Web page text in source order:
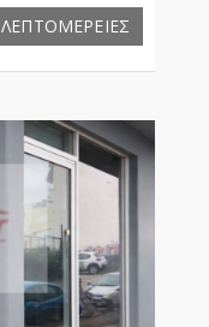
ΛΕΠΤΟΜΕΡΕΙΕΣ